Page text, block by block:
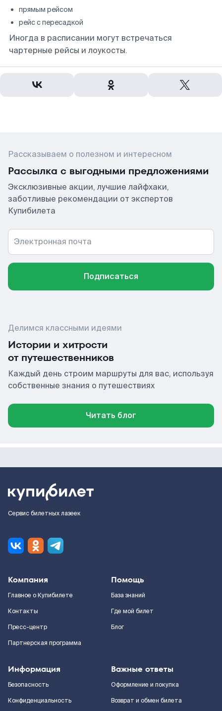
прямым рейсом
рейс с пересадкой
Иногда в расписании могут встречаться
чартерные рейсы и лоукосты.
Рассказываем о полезном и интересном
Рассылка с выгодными предложениями
Эксклюзивные акции, лучшие лайфхаки,
заботливые рекомендации от экспертов
Купибилета
Электронная почта
Подписаться
Делимся классными идеями
Истории и хитрости
от путешественников
Каждый день строим маршруты для вас, используя
собственные знания о путешествиях
Читать блог
Сервис билетных лазеек
Компания
Главное о Купибилете
Контакты
Пресс-центр
Партнерская программа
Помощь
База знаний
Где мой билет
Блог
Информация
Безопасность
Конфиденциальность
Важные ответы
Оформление и покупка
Возврат и обмен билета